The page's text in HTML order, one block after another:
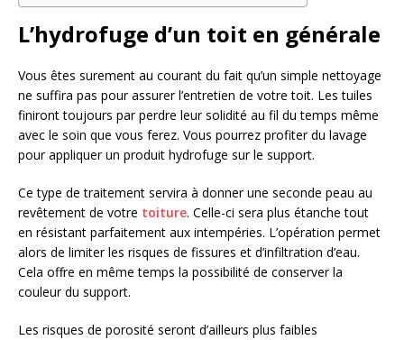
L’hydrofuge d’un toit en générale
Vous êtes surement au courant du fait qu’un simple nettoyage
ne suffira pas pour assurer l’entretien de votre toit. Les tuiles
finiront toujours par perdre leur solidité au fil du temps même
avec le soin que vous ferez. Vous pourrez profiter du lavage
pour appliquer un produit hydrofuge sur le support.
Ce type de traitement servira à donner une seconde peau au
revêtement de votre toiture. Celle-ci sera plus étanche tout
en résistant parfaitement aux intempéries. L’opération permet
alors de limiter les risques de fissures et d’infiltration d’eau.
Cela offre en même temps la possibilité de conserver la
couleur du support.
Les risques de porosité seront d’ailleurs plus faibles